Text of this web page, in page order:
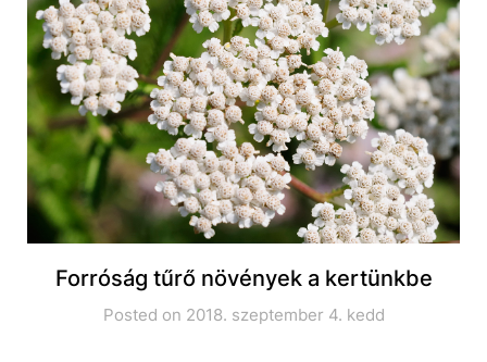
Forróság tűrő növények a kertünkbe
Posted on 2018. szeptember 4. kedd